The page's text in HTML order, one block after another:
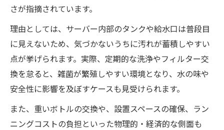
さが指摘されています。
理由としては、サーバー内部のタンクや給水口は普段目
に見えないため、気づかないうちに汚れが蓄積しやすい
点が挙げられます。実際、定期的な洗浄やフィルター交
換を怠ると、雑菌が繁殖しやすい環境となり、水の味や
安全性に影響を及ぼすケースも見受けられます。
また、重いボトルの交換や、設置スペースの確保、ラン
ニングコストの負担といった物理的・経済的な側面も